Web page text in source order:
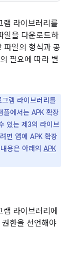
램 라이브러리를
일을 다운로드하
파일의 형식과 공
필요에 따라 별
램 라이브러리를
플에서는 APK 확장
있는 제3의 라이브
면 앱에 APK 확장
용은 아래의 APK
라이브러리에
한을 선언해야